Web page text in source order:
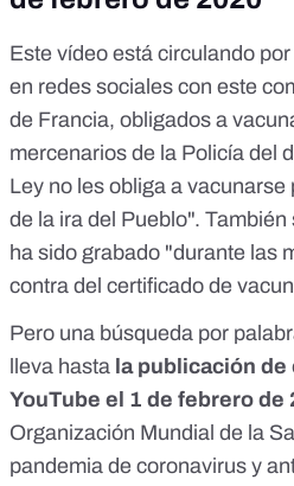
Este vídeo está circulando
en redes sociales con este
de Francia, obligados a
mercenarios de la Policía del
Ley no les obliga a
de la ira del Pueblo".
ha sido grabado "durante las
contra del certificado de
Pero una búsqueda por
lleva hasta la publicación
YouTube el 1 de febrero de
Organización Mundial de la
pandemia de coronavirus y